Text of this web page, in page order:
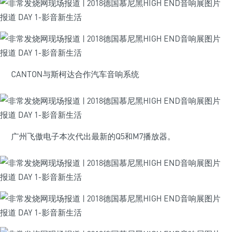
CANTON与斯柯达合作汽车音响系统
广州飞傲电子本次代出最新的Q5和M7播放器。